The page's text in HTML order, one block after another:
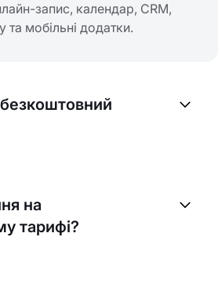
запис, календар, CRM,
та мобільні додатки.
сайту, мобільні додатки,
та базові інтеграції.
на
тарифі?